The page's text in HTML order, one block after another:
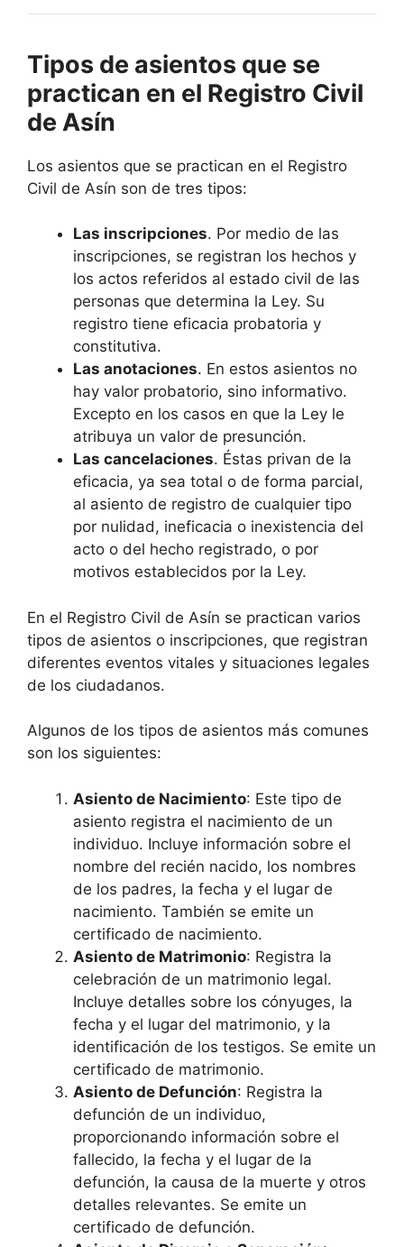
Tipos de asientos que se
practican en el Registro Civil
de Asín
Los asientos que se practican en el Registro
Civil de Asín son de tres tipos:
Las inscripciones. Por medio de las
inscripciones, se registran los hechos y
los actos referidos al estado civil de las
personas que determina la Ley. Su
registro tiene eficacia probatoria y
constitutiva.
Las anotaciones. En estos asientos no
hay valor probatorio, sino informativo.
Excepto en los casos en que la Ley le
atribuya un valor de presunción.
Las cancelaciones. Éstas privan de la
eficacia, ya sea total o de forma parcial,
al asiento de registro de cualquier tipo
por nulidad, ineficacia o inexistencia del
acto o del hecho registrado, o por
motivos establecidos por la Ley.
En el Registro Civil de Asín se practican varios
tipos de asientos o inscripciones, que registran
diferentes eventos vitales y situaciones legales
de los ciudadanos.
Algunos de los tipos de asientos más comunes
son los siguientes:
Asiento de Nacimiento: Este tipo de
asiento registra el nacimiento de un
individuo. Incluye información sobre el
nombre del recién nacido, los nombres
de los padres, la fecha y el lugar de
nacimiento. También se emite un
certificado de nacimiento.
Asiento de Matrimonio: Registra la
celebración de un matrimonio legal.
Incluye detalles sobre los cónyuges, la
fecha y el lugar del matrimonio, y la
identificación de los testigos. Se emite un
certificado de matrimonio.
Asiento de Defunción: Registra la
defunción de un individuo,
proporcionando información sobre el
fallecido, la fecha y el lugar de la
defunción, la causa de la muerte y otros
detalles relevantes. Se emite un
certificado de defunción.